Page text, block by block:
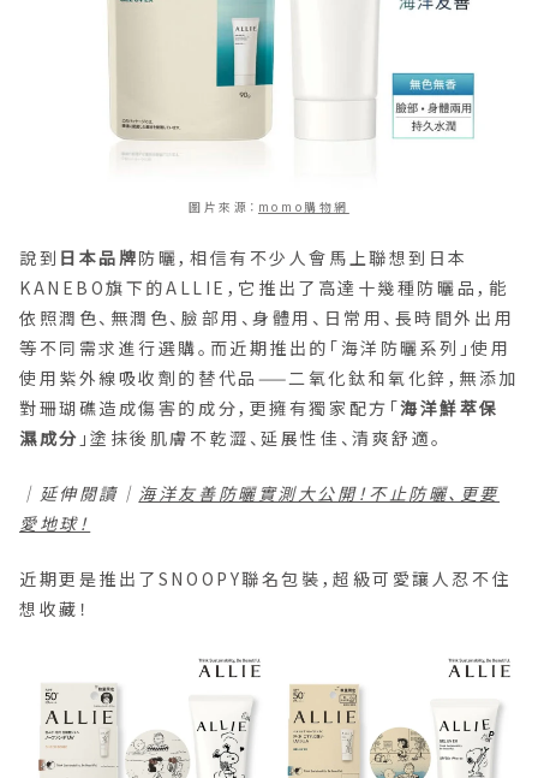
圖片來源： momo購物網
說到 日本品牌防曬，相信有不少人會馬上聯想到日本
KANEBO旗下的ALLIE，它推出了高達十幾種防曬品，能
依照潤色、無潤色、臉部用、身體用、日常用、長時間外出用
等不同需求進行選購。而近期推出的「海洋防曬系列」使用
使用紫外線吸收劑的替代品——二氧化鈦和氧化鋅，無添加
對珊瑚礁造成傷害的成分，更擁有獨家配方「海洋鮮萃保
濕成分 」塗抹後肌膚不乾澀、延展性佳、清爽舒適。
｜延伸閱讀｜ 海洋友善防曬實測大公開！不止防曬、更要
愛地球！
近期更是推出了SNOOPY聯名包裝，超級可愛讓人忍不住
想收藏！